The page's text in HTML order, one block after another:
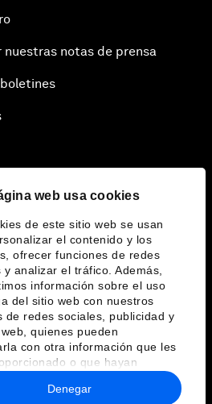
web usa cookies
de este sitio web se usan
el contenido y los
ofrecer funciones de redes
y analizar el tráfico. Además,
información sobre el uso
del sitio web con nuestros
de redes sociales, publicidad y
quienes pueden
con otra información que les
o que hayan
a partir del uso que haya
sus servicios.
Denegar
nuestras notas de prensa